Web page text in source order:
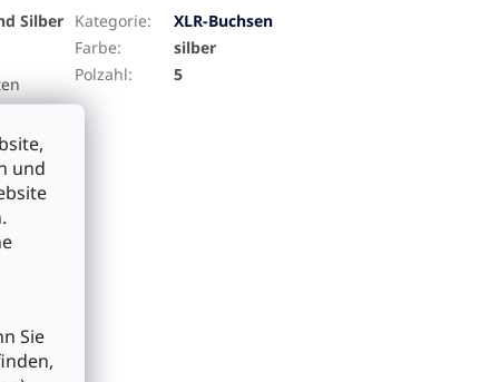
und
Sie
Silber
und
Kategorie:
XLR-Buchsen
Farbe:
silber
Polzahl: 5